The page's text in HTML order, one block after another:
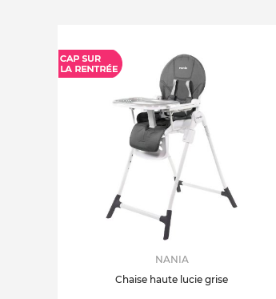
NANIA
Chaise haute lucie grise